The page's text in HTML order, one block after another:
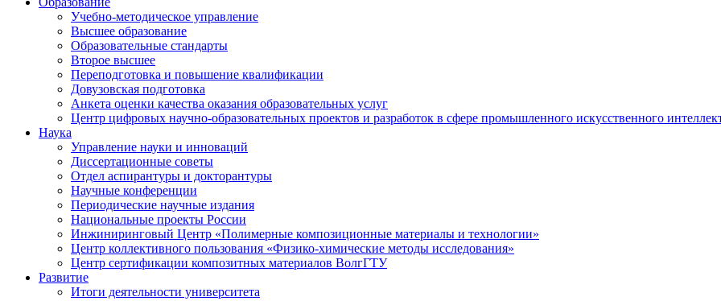
Учебно-методическое управление
Высшее образование
Образовательные стандарты
Второе высшее
Переподготовка и повышение квалификации
Довузовская подготовка
Анкета оценки качества оказания образовательных услуг
Центр цифровых научно-образовательных проектов и разработок в сфере промышленного искусственного
Наука
Управление науки и инноваций
Диссертационные советы
Отдел аспирантуры и докторантуры
Научные конференции
Периодические научные издания
Национальные проекты России
Инжиниринговый Центр «Полимерные композиционные материалы и технологии»
Центр коллективного пользования «Физико-химические методы исследования»
Центр сертификации композитных материалов ВолгГТУ
Развитие
Итоги деятельности университета